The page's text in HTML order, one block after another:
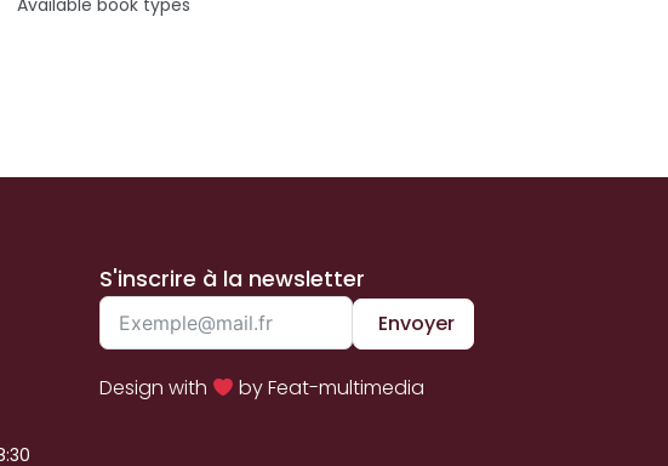
Available book types
S'inscrire à la newsletter
Envoyer
Design with by Feat-multimedia